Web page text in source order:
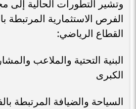
وتشير التطورات الحالية
الفرص الاستثمارية المرتبطة
القطاع الرياضي:
البنية التحتية والملاعب
الكبرى
السياحة والضيافة المرتبطة